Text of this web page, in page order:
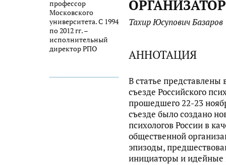
профессор
Московского
университета. С 1994
по 2012 гг. –
исполнительный
директор РПО
Тахир Юсупович Базаров
АННОТАЦИЯ
В статье
съезде Российского
прошедшего 22-23
съезде было создано
психологов России в
общественной
эпизоды,
инициаторы и идейные